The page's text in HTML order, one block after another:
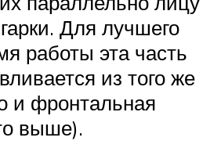
Для лучшего
работы эта часть
из того же
и фронтальная
выше).